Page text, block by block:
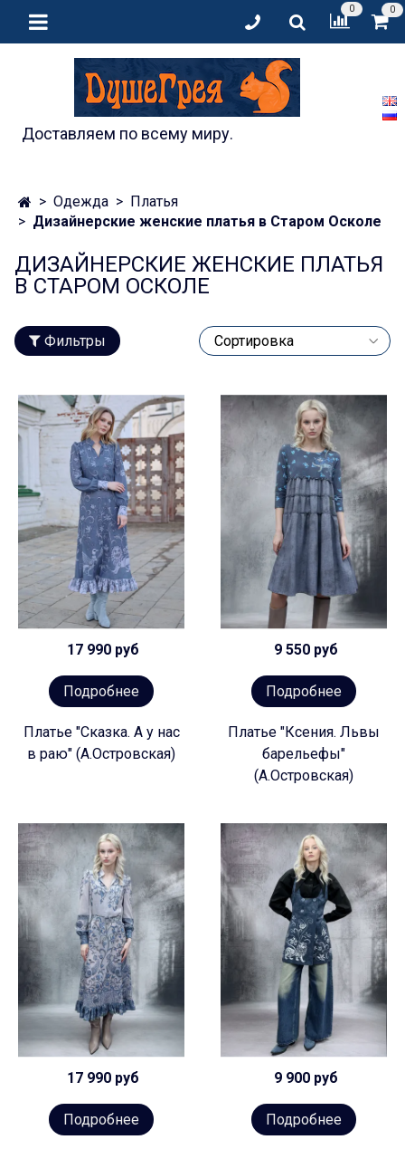
0 0
Доставляем по всему миру.
Одежда
Платья
Дизайнерские женские платья в Старом Осколе
ДИЗАЙНЕРСКИЕ ЖЕНСКИЕ ПЛАТЬЯ
В СТАРОМ ОСКОЛЕ
Фильтры
17 990 руб
Подробнее
Платье "Сказка. А у нас
в раю" (А.Островская)
9 550 руб
Подробнее
Платье "Ксения. Львы
барельефы"
(А.Островская)
17 990 руб
Подробнее
9 900 руб
Подробнее